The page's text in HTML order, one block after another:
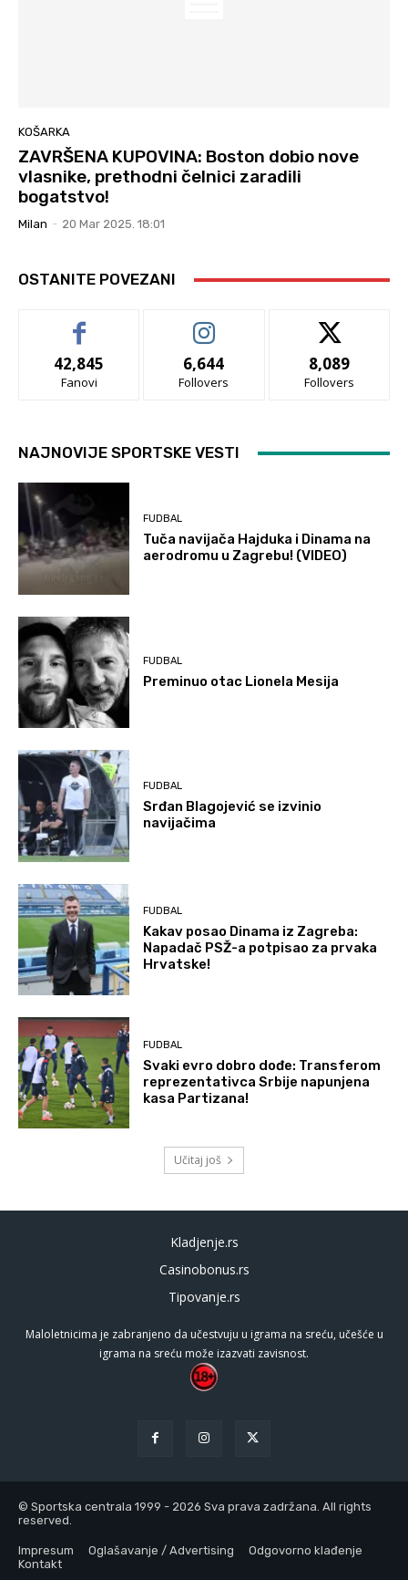
KOŠARKA
ZAVRŠENA KUPOVINA: Boston dobio nove
vlasnike, prethodni čelnici zaradili
bogatstvo!
Milan - 20 Mar 2025. 18:01
OSTANITE POVEZANI
42,845
Fanovi
6,644
Follovers
8,089
Follovers
NAJNOVIJE SPORTSKE VESTI
FUDBAL
Tuča navijača Hajduka i Dinama na
aerodromu u Zagrebu! (VIDEO)
FUDBAL
Preminuo otac Lionela Mesija
FUDBAL
Srđan Blagojević se izvinio
navijačima
FUDBAL
Kakav posao Dinama iz Zagreba:
Napadač PSŽ-a potpisao za prvaka
Hrvatske!
FUDBAL
Svaki evro dobro dođe: Transferom
reprezentativca Srbije napunjena
kasa Partizana!
Učitaj još
Kladjenje.rs
Casinobonus.rs
Tipovanje.rs
Maloletnicima je zabranjeno da učestvuju u igrama na sreću, učešće u
igrama na sreću može izazvati zavisnost.
© Sportska centrala 1999 - 2026 Sva prava zadržana. All rights
reserved.
Impresum Oglašavanje / Advertising
Odgovorno klađenje
Kontakt